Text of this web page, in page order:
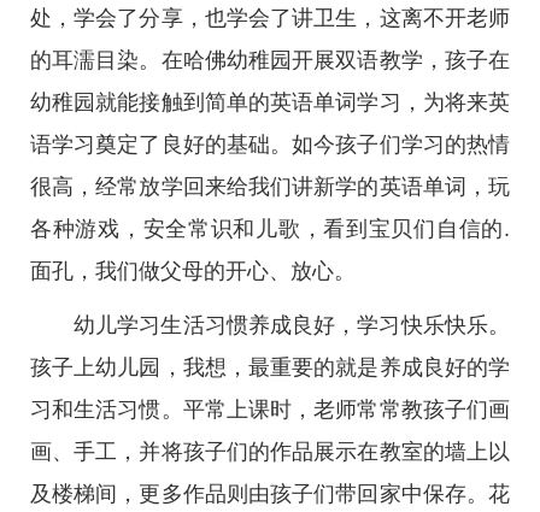
处，学会了分享，也学会了讲卫生，这离不开老师
的耳濡目染。在哈佛幼稚园开展双语教学，孩子在
幼稚园就能接触到简单的英语单词学习，为将来英
语学习奠定了良好的基础。如今孩子们学习的热情
很高，经常放学回来给我们讲新学的英语单词，玩
各种游戏，安全常识和儿歌，看到宝贝们自信的.
面孔，我们做父母的开心、放心。
幼儿学习生活习惯养成良好，学习快乐快乐。
孩子上幼儿园，我想，最重要的就是养成良好的学
习和生活习惯。平常上课时，老师常常教孩子们画
画、手工，并将孩子们的作品展示在教室的墙上以
及楼梯间，更多作品则由孩子们带回家中保存。花